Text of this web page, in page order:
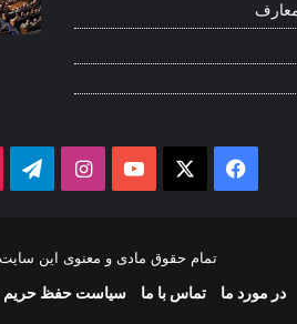
Facebook
YouTube
تمام حقوق مادی و معنوی این
در مورد ما تماس با ما سیاست حفظ